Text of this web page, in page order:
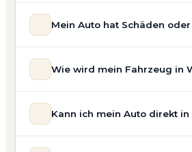
Mein Auto hat Schäden
allgemeinem
Unfallwagen Witten
Wie wird mein Fahrzeug in
Marke, Modell, Baujahr,
Kann ich mein Auto direkt